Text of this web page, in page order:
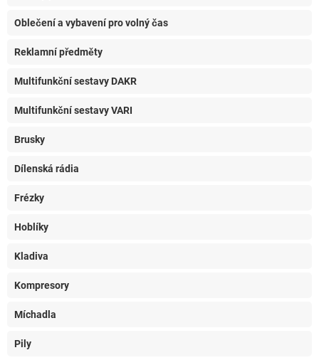
Oblečení a vybavení pro volný čas
Reklamní předměty
Multifunkční sestavy DAKR
Multifunkční sestavy VARI
Brusky
Dílenská rádia
Frézky
Hoblíky
Kladiva
Kompresory
Míchadla
Pily